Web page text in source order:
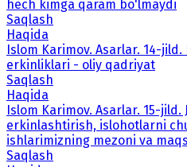
hech kimga qaram bo'lmaydi
Saqlash
Haqida
Islom Karimov. Asarlar. 14-
erkinliklari - oliy qadriyat
Saqlash
Haqida
Islom Karimov. Asarlar. 15-jild.
erkinlashtirish, islohotlarni
ishlarimizning mezoni va
Saqlash